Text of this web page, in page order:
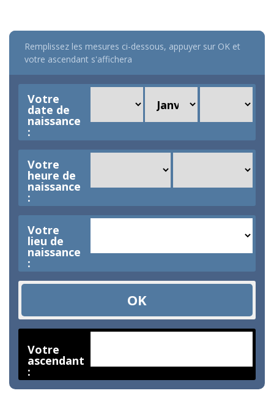
Remplissez les mesures ci-dessous, appuyer sur OK et
votre ascendant s'affichera
Votre
date de
naissance
:
Votre
heure de
naissance
:
Votre
lieu de
naissance
:
Votre
ascendant
: